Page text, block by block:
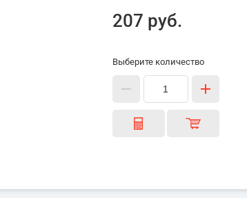
207 руб.
Выберите количество